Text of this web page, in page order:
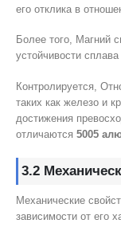
его отклика в
Более того, Магний
устойчивости
Контролируется,
таких как железо и
достижения
отличаются 5005
3.2
Механические
зависимости от его